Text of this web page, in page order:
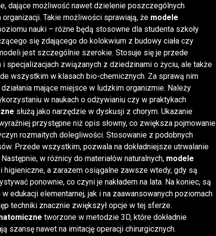
dające możliwość nawet dzielenie poszczególnych
Takie możliwości sprawiają, że modele
nauki – różne będą stosowne dla studenta szkoły
się zdającego do kolokwium z budowy ciała czy
jest szczególnie szerokie. Stosuje się je przede
specjalizacjach związanych z dziedzinami o życiu, ale także
wszystkim w klasach bio-chemicznych. Za sprawą nim
mające miejsce w ludzkim organizmie. Należy
w naukach o odżywianiu czy w praktykach
służą jako narzędzie w dyskusji z chorym. Ukazanie
przystępne niż opis słowny, co zwiększa pojmowanie
rozmaitych dolegliwości. Stosowanie z podobnych
Przede wszystkim, pozwala na dokładniejsze utrwalanie
w różnicy do materiałów naturalnych, modele
higieniczne, a zarazem osiągalne zawsze wtedy, gdy są
ponownie, co czyni je nakładem na lata. Na koniec, są
edukacji elementarnej, jak i na zaawansowanych poziomach
techniki znacznie zwiększył opcje w tej sferze.
tworzone w metodzie 3D, które dokładnie
szansę nawet na imitację operacji chirurgicznych.